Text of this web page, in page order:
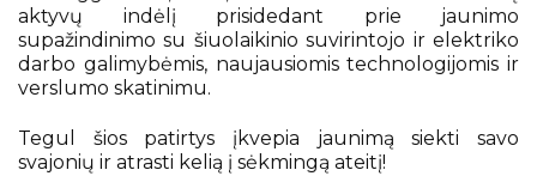
aktyvų indėlį prisidedant prie jaunimo
supažindinimo su šiuolaikinio suvirintojo ir elektriko
darbo galimybėmis, naujausiomis technologijomis ir
verslumo skatinimu.
Tegul šios patirtys įkvepia jaunimą siekti savo
svajonių ir atrasti kelią į sėkmingą ateitį!